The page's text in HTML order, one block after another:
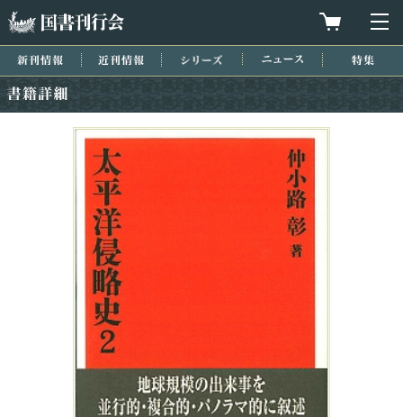
買物カゴを
新刊情報 近刊情報 シリーズ ニュース